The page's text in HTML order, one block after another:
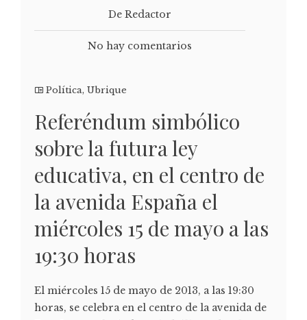
De Redactor
No hay comentarios
Política, Ubrique
Referéndum simbólico
sobre la futura ley
educativa, en el centro de
la avenida España el
miércoles 15 de mayo a las
19:30 horas
El miércoles 15 de mayo de 2013, a las 19:30
horas, se celebra en el centro de la avenida de